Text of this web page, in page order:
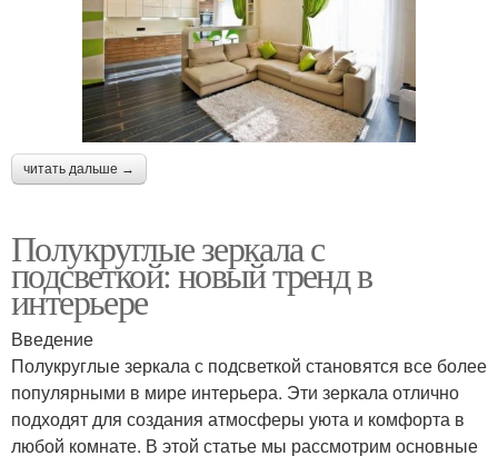
читать дальше →
Полукруглые зеркала с
подсветкой: новый тренд в
интерьере
Введение
Полукруглые зеркала с подсветкой становятся все более
популярными в мире интерьера. Эти зеркала отлично
подходят для создания атмосферы уюта и комфорта в
любой комнате. В этой статье мы рассмотрим основные